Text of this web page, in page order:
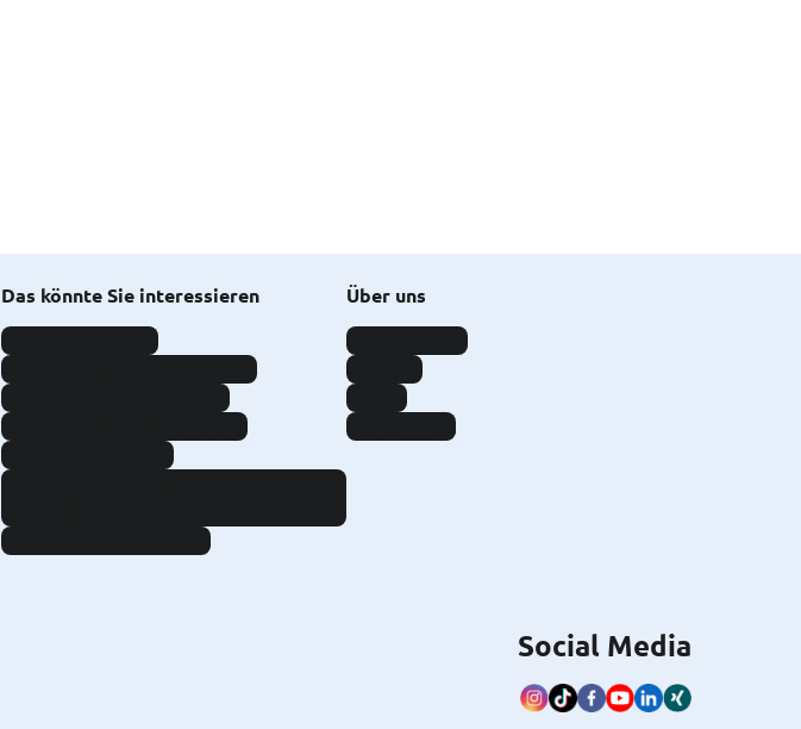
Das könnte Sie interessieren
Kfz-Versicherung
Reiserücktrittsversicherung
Reiseversicherungspaket
Wohngebäudeversicherung
Unfallversicherung
Beihilfeantrag und Rechnung
Newsletter abonnieren
Über uns
Unternehmen
Karriere
Presse
Lob & Kritik
Social Media